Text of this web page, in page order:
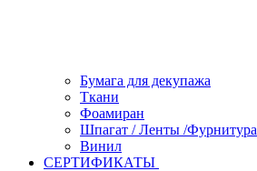
Бумага для декупажа
Ткани
Фоамиран
Шпагат / Ленты /Фурнитура
Винил
СЕРТИФИКАТЫ